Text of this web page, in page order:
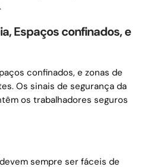
Espaços confinados, e
confinados, e zonas de
Os sinais de segurança da
os trabalhadores seguros
sempre ser fáceis de